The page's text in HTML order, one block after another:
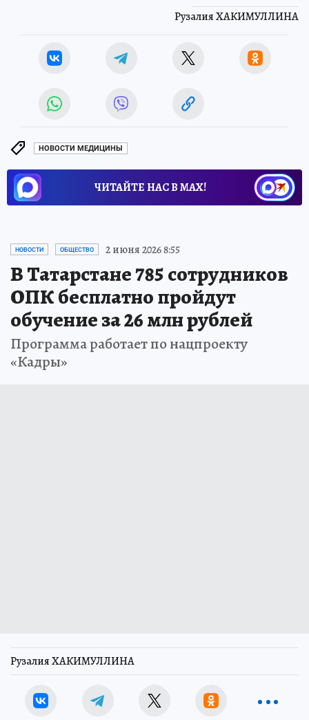
Рузалия ХАКИМУЛЛИНА
НОВОСТИ МЕДИЦИНЫ
ЧИТАЙТЕ НАС В МАХ!
НОВОСТИ ОБЩЕСТВО 2 июня 2026 8:55
В Татарстане 785 сотрудников
ОПК бесплатно пройдут
обучение за 26 млн рублей
Программа работает по нацпроекту
«Кадры»
Рузалия ХАКИМУЛЛИНА